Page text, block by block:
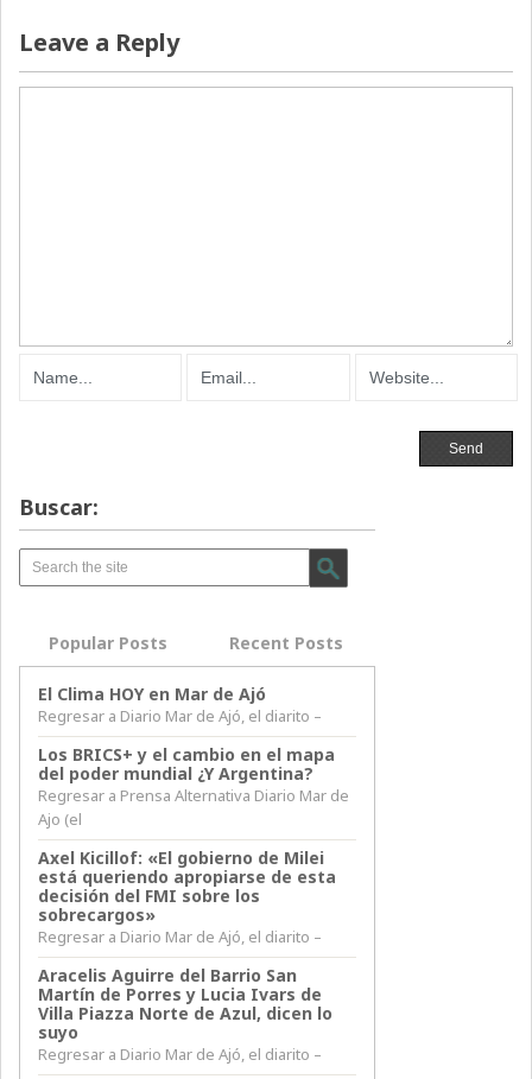
Leave a Reply
Buscar:
Popular Posts Recent Posts
El Clima HOY en Mar de Ajó
Regresar a Diario Mar de Ajó, el diarito –
Los BRICS+ y el cambio en el mapa
del poder mundial ¿Y Argentina?
Regresar a Prensa Alternativa Diario Mar de
Ajo (el
Axel Kicillof: «El gobierno de Milei
está queriendo apropiarse de esta
decisión del FMI sobre los
sobrecargos»
Regresar a Diario Mar de Ajó, el diarito –
Aracelis Aguirre del Barrio San
Martín de Porres y Lucia Ivars de
Villa Piazza Norte de Azul, dicen lo
suyo
Regresar a Diario Mar de Ajó, el diarito –